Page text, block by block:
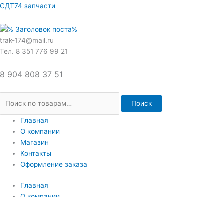
Перейти
содержимому
СДТ74 запчасти
trak-174@mail.ru
Тел. 8 351 776 99 21
8 904 808 37 51
Искать:
Поиск
Главная
О компании
Магазин
Контакты
Оформление заказа
Главная